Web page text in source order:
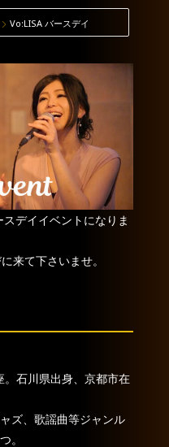
Vo:LISA バースデイ
デイイベントになりま
来て下さいませ。
石川県出身、京都市在
ズ、歌謡曲等ジャンル
。